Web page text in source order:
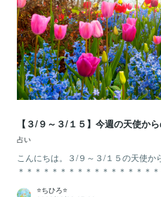
【３/９～３/１５】今週の天使か
占い
こんにちは。３/９～３/１５の天使か
＊＊＊＊＊＊＊＊＊＊＊＊＊＊＊＊
⭐️ちひろ⭐️